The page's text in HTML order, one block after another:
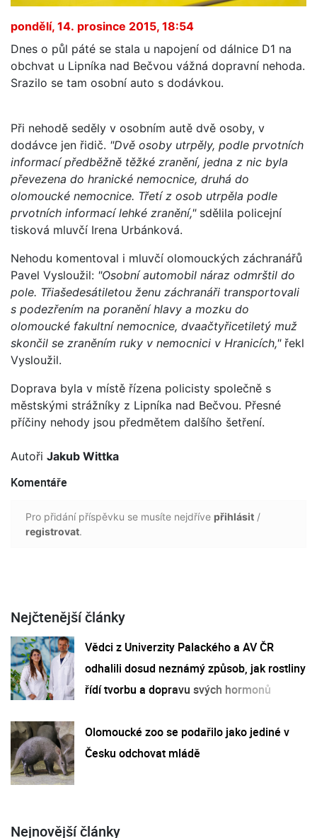
pondělí, 14. prosince 2015, 18:54
Dnes o půl páté se stala u napojení od dálnice D1 na
obchvat u Lipníka nad Bečvou vážná dopravní nehoda.
Srazilo se tam osobní auto s dodávkou.
Při nehodě seděly v osobním autě dvě osoby, v
dodávce jen řidič. "Dvě osoby utrpěly, podle prvotních
informací předběžně těžké zranění, jedna z nic byla
převezena do hranické nemocnice, druhá do
olomoucké nemocnice. Třetí z osob utrpěla podle
prvotních informací lehké zranění,"sdělila policejní
tisková mluvčí Irena Urbánková.
Nehodu komentoval i mluvčí olomouckých záchranářů
Pavel Vysloužil: "Osobní automobil náraz odmrštil do
pole. Třiašedesátiletou ženu záchranáři transportovali
s podezřením na poranění hlavy a mozku do
olomoucké fakultní nemocnice, dvaačtyřicetiletý muž
skončil se zraněním ruky v nemocnici v Hranicích," řekl
Vysloužil.
Doprava byla v místě řízena policisty společně s
městskými strážníky z Lipníka nad Bečvou. Přesné
příčiny nehody jsou předmětem dalšího šetření.
Autoři Jakub Wittka
Komentáře
Pro přidání příspěvku se musíte nejdříve přihlásit /
registrovat.
Nejčtenější články
Vědci z Univerzity Palackého a AV ČR
odhalili dosud neznámý způsob, jak rostliny
řídí tvorbu a dopravu svých hormonů
Olomoucké zoo se podařilo jako jediné v
Česku odchovat mládě
Nejnovější články